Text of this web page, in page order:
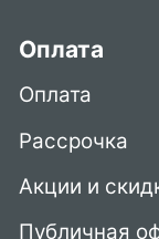
Оплата
Оплата
Рассрочка
Акции и
Публичная